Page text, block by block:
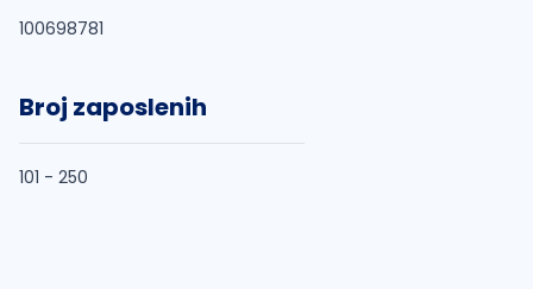
100698781
Broj zaposlenih
101 - 250